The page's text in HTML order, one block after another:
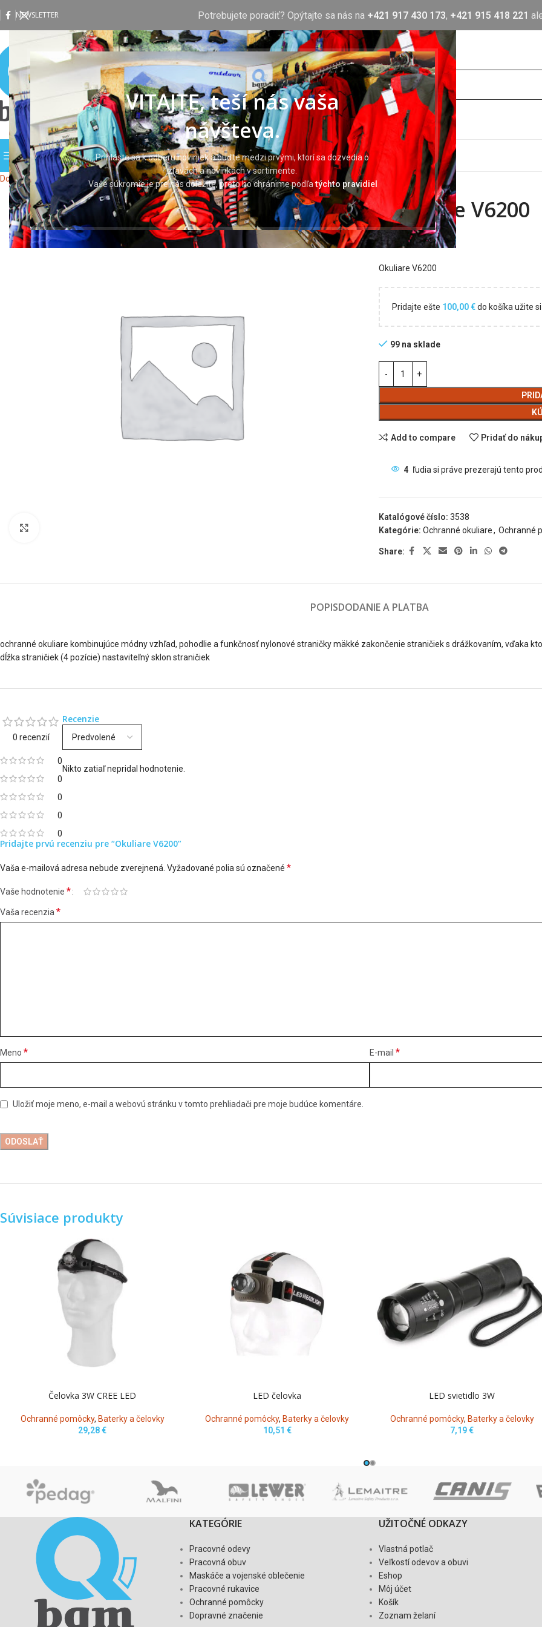
VITAJTE, teší nás vaša
návšteva.
Prihláste sa k odberu noviniek a buďte medzi prvými, ktorí sa dozvedia o
zľavách a novinkách v sortimente.
Vaše súkromie je pre nás dôležité, preto ho chránime podľatýchto pravidiel
NEWSLETTER Potrebujete poradiť? Opýtajte sa nás na +421 917 430 173, +421 915 418 221
PREHLIADAŤ KATEGÓRIE DOMOVOBCHODVLASTNÁ POTLAČ BLOGO NÁSKONTAKT
Domov Ochranné pomôcky Ochranné okuliare Okuliare V6200
Okuliare V6200
6,47 €
Okuliare V6200
Pridajte ešte 100,00€do košíka užite
99 na sklade
Add to compare Pridať do
4 ľudia si práve prezerajú tento
Katalógové číslo: 3538
Kategórie: Ochranné okuliare, Ochranné
Share:
POPISDODANIE A PLATBA
ochranné okuliare kombinujúce módny vzhľad, pohodlie a funkčnosť nylonové straničky mäkké zakončenie straničiek s drážkovaním, vďaka
dĺžka straničiek (4 pozície) nastaviteľný sklon straničiek
0 recenzií
0
0
0
0
0
Recenzie
Nikto zatiaľ nepridal hodnotenie.
Pridajte prvú recenziu pre “Okuliare V6200”
Vaša e-mailová adresa nebude zverejnená. Vyžadované polia sú označené *
Vaše hodnotenie *
Vaša recenzia *
Meno * E-mail *
Uložiť moje meno, e-mail a webovú stránku v tomto prehliadači pre moje budúce komentáre.
Súvisiace produkty
Čelovka 3W CREE LED
Ochranné pomôcky, Baterky a čelovky
29,28€
LED čelovka
Ochranné pomôcky, Baterky a čelovky
10,51 €
LED svietidlo 3W
Ochranné pomôcky, Baterky a čelovky
7,19€
KATEGÓRIE
Pracovné odevy
Pracovná obuv
Maskáče a vojenské oblečenie
Pracovné rukavice
Ochranné pomôcky
Dopravné značenie
UŽITOČNÉ ODKAZY
Vlastná potlač
Veľkostí odevov a obuvi
Eshop
Môj účet
Košík
Zoznam želaní